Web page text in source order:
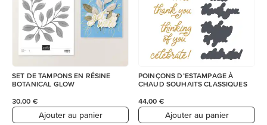
SET DE TAMPONS EN RÉSINE
BOTANICAL GLOW
30,00 €
Ajouter au panier
POINÇONS D’ESTAMPAGE À
CHAUD SOUHAITS CLASSIQUES
44,00 €
Ajouter au panier